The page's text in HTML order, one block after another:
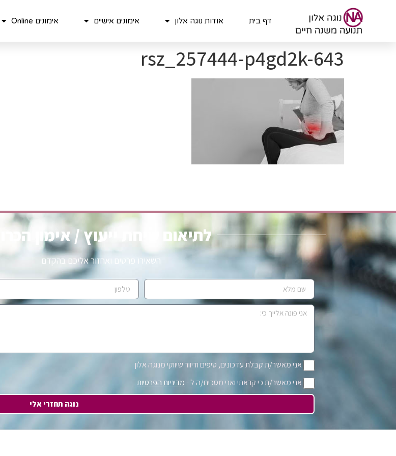
דף בית אודות נוגה אלון אימונים אישיים אימונים Online
rsz_257444-p4gd2k-643
לתיאום שיחת ייעוץ / אימון הכרות
השאירו פרטים ואחזור אליכם בהקדם
אני מאשר/ת קבלת עדכונים, טיפים ודיוור שיווקי מנוגה אלון
אני מאשר/ת כי קראתי ואני מסכים/ה ל -מדיניות הפרטיות
נוגה תחזרי אלי